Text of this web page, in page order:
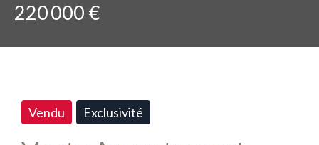
220 000 €
Vendu Exclusivité